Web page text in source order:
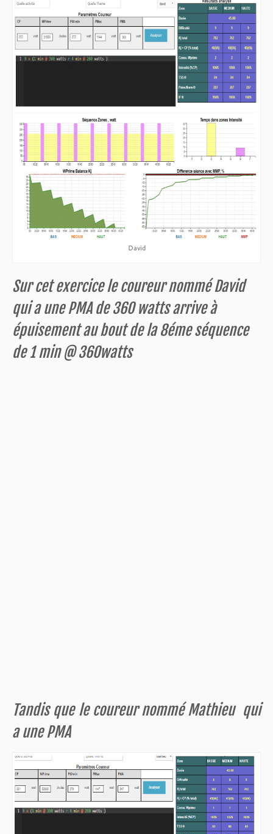
David
Sur cet exercice le coureur nommé David
qui a une PMA de 360 watts arrive à
épuisement au bout de la 8éme séquence
de 1 min @ 360watts
Tandis que le coureur nommé Mathieu qui
a une PMA